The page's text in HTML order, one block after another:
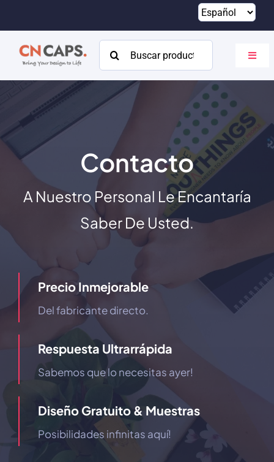
contenido
Buscar:
Costumbre
Catalogar
Acerca de
Contacto
A Nuestro Personal Le Encantaría
Saber De Usted.
Precio Inmejorable
Del fabricante directo.
Respuesta Ultrarrápida
Sabemos que lo necesitas ayer!
Diseño Gratuito & Muestras
Posibilidades infinitas aquí!